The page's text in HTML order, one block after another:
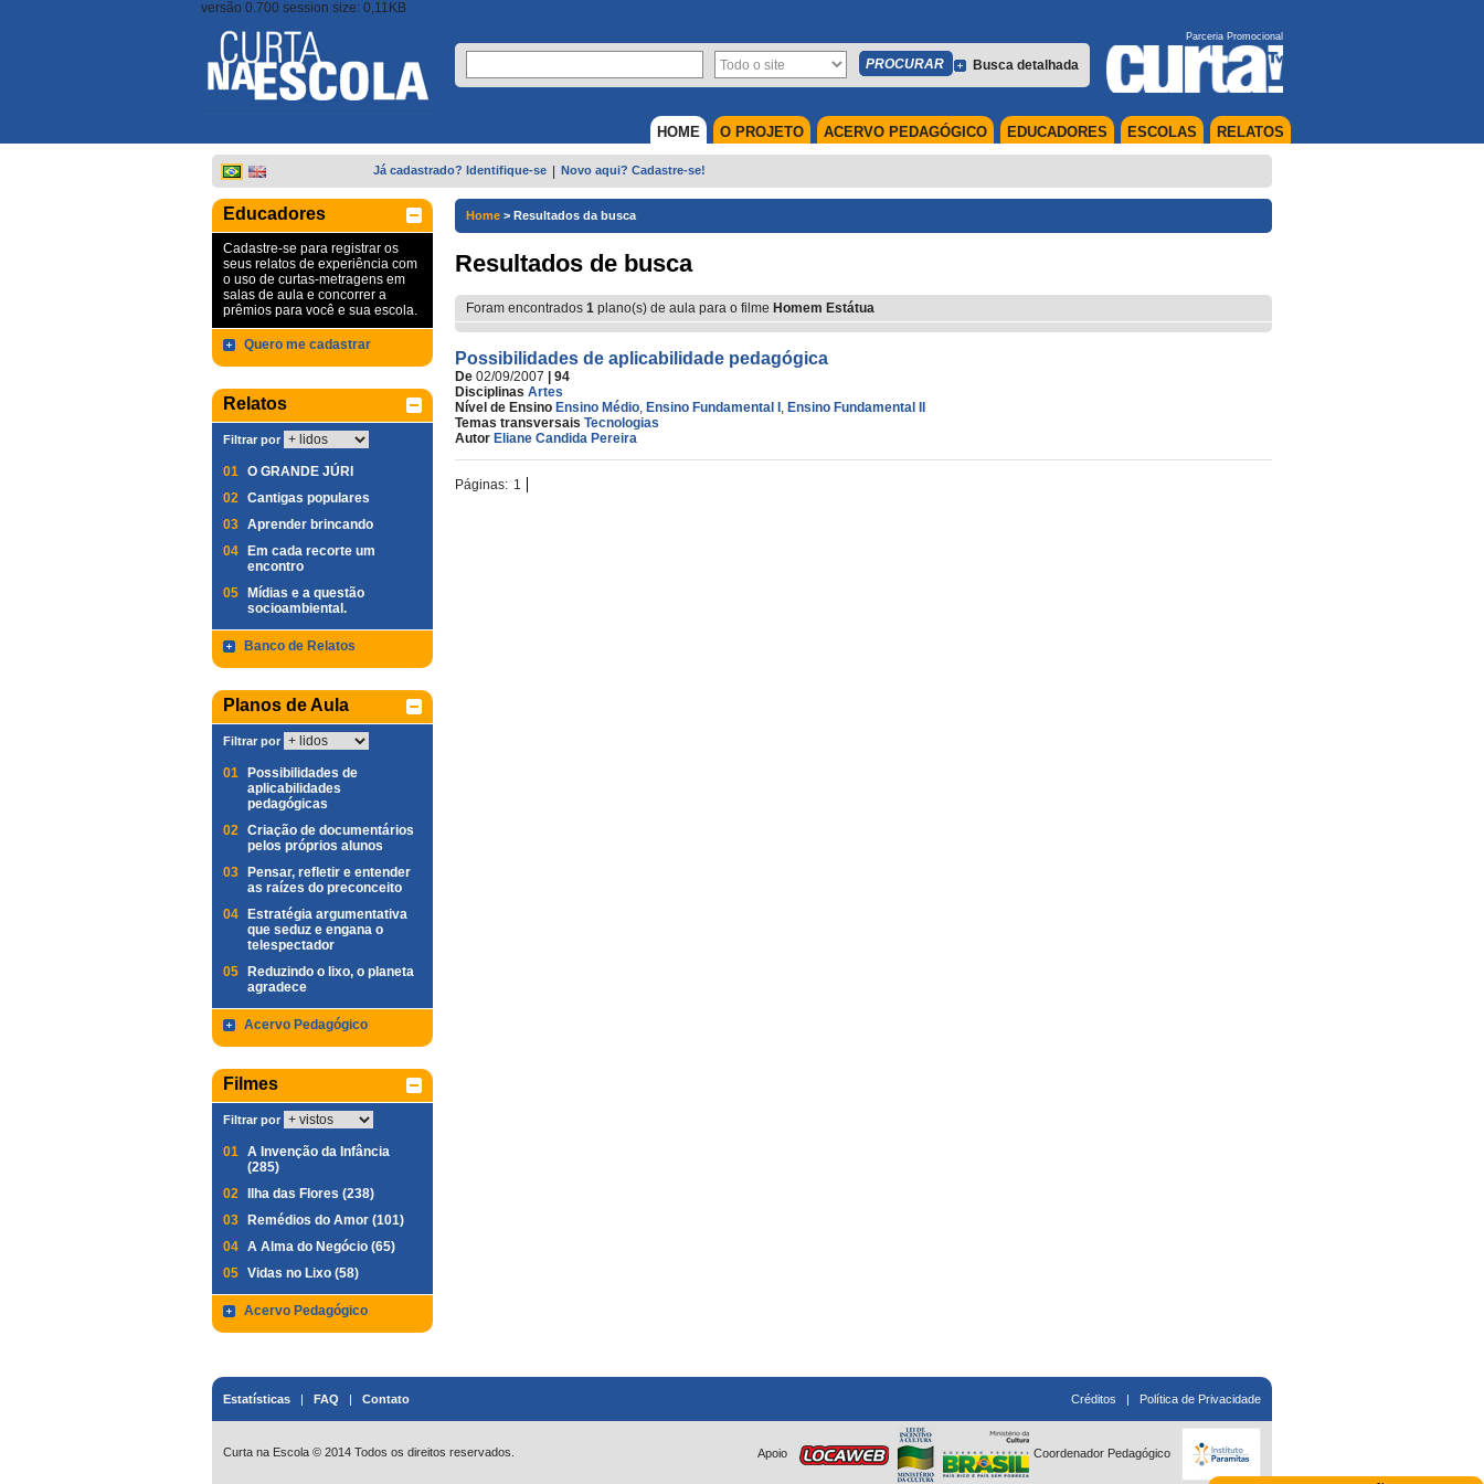
versão 0.700 session size: 0,11KB
Busca detalhada
Parceria Promocional
RELATOS
ESCOLAS
EDUCADORES
ACERVO PEDAGÓGICO
O PROJETO
HOME
Já cadastrado? Identifique-se Novo aqui? Cadastre-se!
Educadores
Cadastre-se para registrar os
seus relatos de experiência com
o uso de curtas-metragens em
salas de aula e concorrer a
prêmios para você e sua escola.
Quero me cadastrar
Relatos
Filtrar por
01 O GRANDE JÚRI
02 Cantigas populares
03 Aprender brincando
04
Em cada recorte um
encontro
05
Mídias e a questão
socioambiental.
Banco de Relatos
Planos de Aula
Filtrar por
01
Possibilidades de
aplicabilidades
pedagógicas
02 Criação de documentários
pelos próprios alunos
03
Pensar, refletir e entender
as raízes do preconceito
04
Estratégia argumentativa
que seduz e engana o
telespectador
05
Reduzindo o lixo, o planeta
agradece
Acervo Pedagógico
Filmes
Filtrar por
01 A Invenção da Infância
(285)
02
Ilha das Flores (238)
03
Remédios do Amor (101)
04 A Alma do Negócio (65)
05 Vidas no Lixo (58)
Acervo Pedagógico
Home > Resultados da busca
Resultados de busca
Foram encontrados 1 plano(s) de aula para o filme Homem Estátua
Possibilidades de aplicabilidade pedagógica
De 02/09/2007
| 94
Disciplinas Artes
Nível de Ensino Ensino Médio, Ensino Fundamental I , Ensino Fundamental II
Temas transversais Tecnologias
Autor Eliane Candida Pereira
Páginas: 1
Estatísticas | FAQ | Contato Créditos | Política de Privacidade
Curta na Escola © 2014 Todos os direitos reservados. Apoio Coordenador Pedagógico